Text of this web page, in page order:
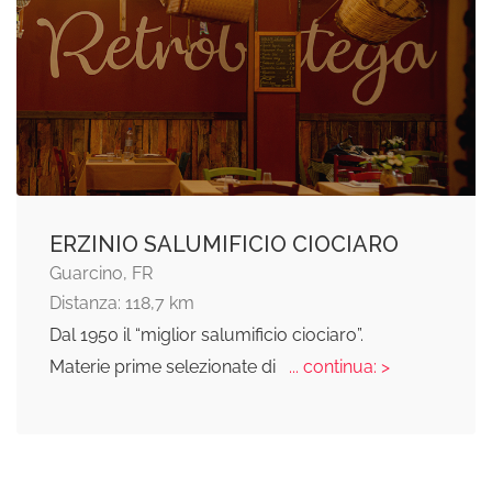
ERZINIO SALUMIFICIO CIOCIARO
Guarcino, FR
Distanza: 118,7 km
Dal 1950 il “miglior salumificio ciociaro”.
Materie prime selezionate di
... continua: >